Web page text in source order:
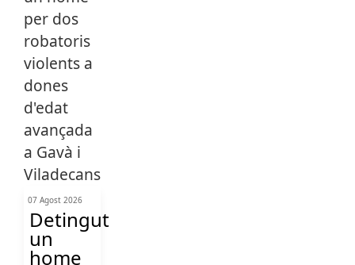
07 Agost 2026
Detingut
un
home